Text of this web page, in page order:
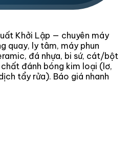
Khởi Lập — chuyên máy
quay, ly tâm, máy phun
đá nhựa, bi sứ, cát/bột
đánh bóng kim loại (lơ,
tẩy rửa). Báo giá nhanh